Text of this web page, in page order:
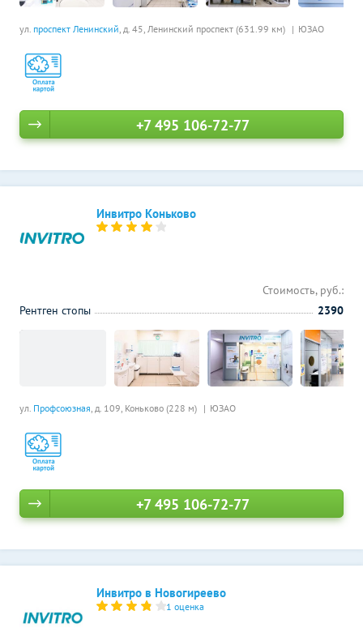
ул. проспект Ленинский, д. 45, Ленинский проспект (631.99 км) ЮЗАО
+7 495 106-72-77
Инвитро Коньково
ул. Профсоюзная, д. 109, Коньково (228 м) ЮЗАО
Стоимость, руб.:
Рентген стопы
2390
+7 495 106-72-77
Инвитро в Новогиреево
1 оценка